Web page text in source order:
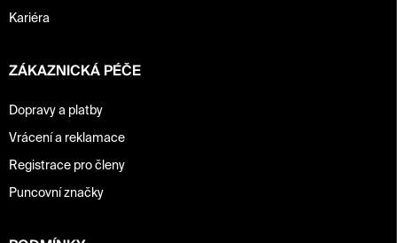
Kariéra
ZÁKAZNICKÁ PÉČE
Dopravy a platby
Vrácení a reklamace
Registrace pro členy
Puncovní značky